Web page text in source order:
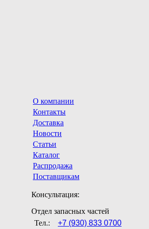
О компании
Контакты
Доставка
Новости
Статьи
Каталог
Распродажа
Поставщикам
Консультация:
Отдел запасных частей
Тел.:
+7 (930) 833 0700